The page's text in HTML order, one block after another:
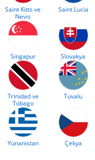
Saint Kitts ve
Nevis
Saint Lucia
Singapur Slovakya
Trinidad ve
Tobago
Tuvalu
Yunanistan Çekya